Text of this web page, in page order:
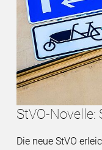
StVO-Novelle:
Die neue StVO